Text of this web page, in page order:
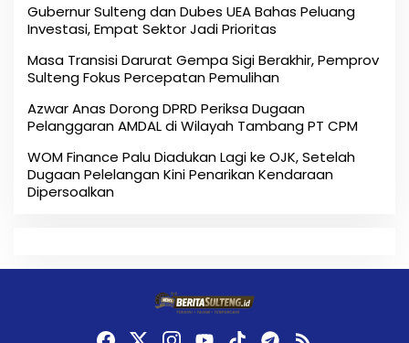
Gubernur Sulteng dan Dubes UEA Bahas Peluang
Investasi, Empat Sektor Jadi Prioritas
Masa Transisi Darurat Gempa Sigi Berakhir, Pemprov
Sulteng Fokus Percepatan Pemulihan
Azwar Anas Dorong DPRD Periksa Dugaan
Pelanggaran AMDAL di Wilayah Tambang PT CPM
‎WOM Finance Palu Diadukan Lagi ke OJK, Setelah
Dugaan Pelelangan Kini Penarikan Kendaraan
Dipersoalkan ‎